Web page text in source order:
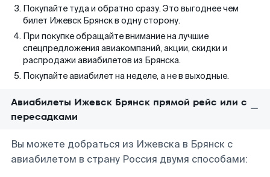
Покупайте туда и обратно сразу. Это выгоднее чем
билет Ижевск Брянск в одну сторону.
При покупке обращайте внимание на лучшие
спецпредложения авиакомпаний, акции, скидки и
распродажи авиабилетов из Брянска.
Покупайте авиабилет на неделе, а не в выходные.
Авиабилеты Ижевск Брянск прямой рейс или с
пересадками
Вы можете добраться из Ижевска в Брянск с
авиабилетом в страну Россия двумя способами: